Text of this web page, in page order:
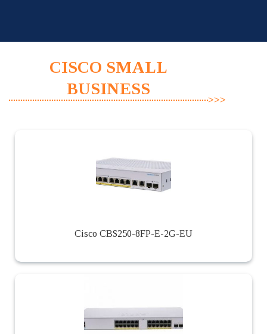
CISCO SMALL
BUSINESS
Cisco CBS250-8FP-E-2G-EU